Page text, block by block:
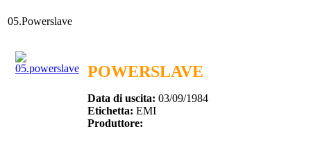
05.Powerslave
POWERSLAVE
Data di uscita: 03/09/1984
Etichetta: EMI
Produttore: